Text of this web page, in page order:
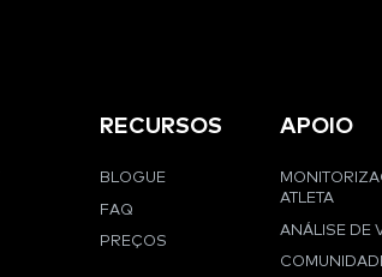
RECURSOS
BLOGUE
FAQ
PREÇOS
APOIO
ATLETA
ANÁLISE DE